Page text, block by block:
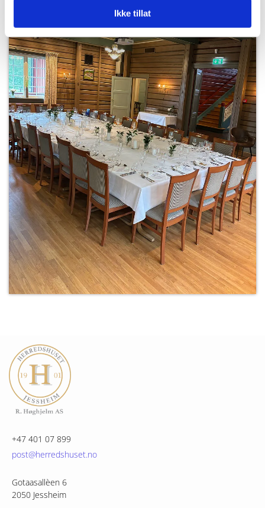
Ikke tillat
+47 401 07 899
post@herredshuset.no
Gotaasallèen 6
2050 Jessheim